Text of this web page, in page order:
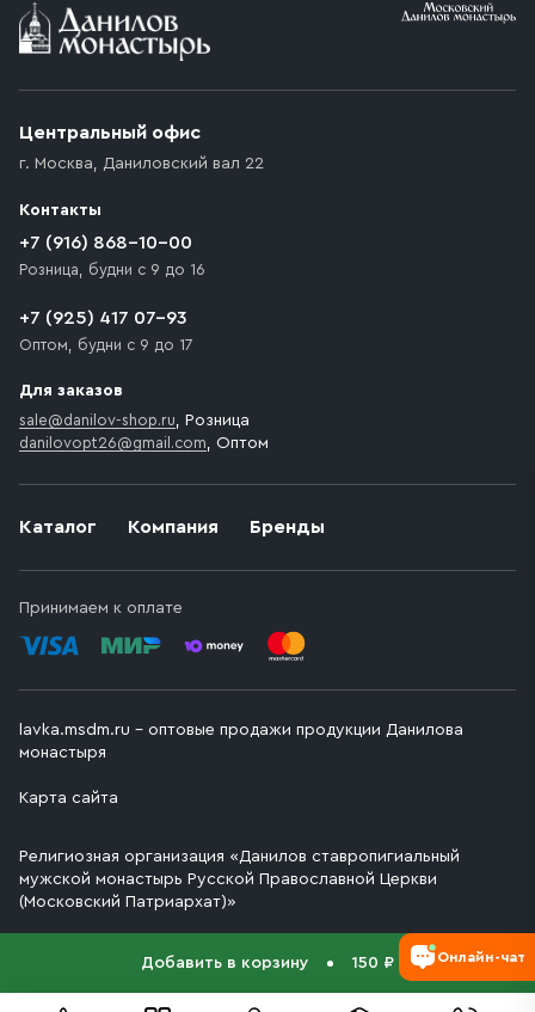
Добавить в корзину 150 ₽
Каталог Компания Бренды
Принимаем к оплате
Центральный офис
г. Москва, Даниловский вал 22
Контакты
+7 (916) 868-10-00
Розница, будни с 9 до 16
+7 (925) 417 07-93
Оптом, будни с 9 до 17
Для заказов
sale@danilov-shop.ru, Розница
danilovopt26@gmail.com, Оптом
lavka.msdm.ru – оптовые продажи продукции Данилова
монастыря
Карта сайта
Религиозная организация «Данилов ставропигиальный
мужской монастырь Русской Православной Церкви
(Московский Патриархат)»
Онлайн-чат